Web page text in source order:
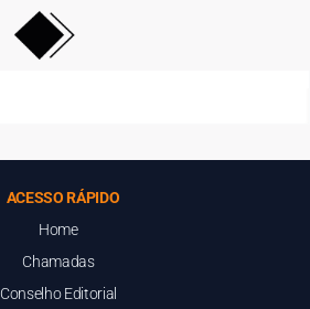
ACESSO RÁPIDO
Home
Chamadas
Conselho Editorial